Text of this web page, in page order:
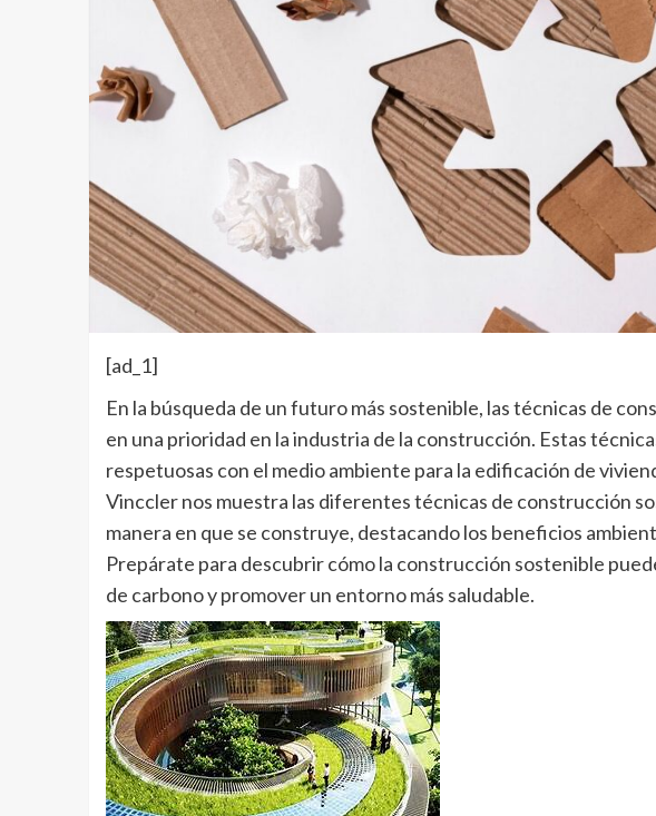
[ad_1]
En la búsqueda de un futuro más sostenible, las técnicas de
en una prioridad en la industria de la construcción. Estas
respetuosas con el medio ambiente para la edificación de
Vinccler nos muestra las diferentes técnicas de construcción
manera en que se construye, destacando los beneficios
Prepárate para descubrir cómo la construcción sostenible
de carbono y promover un entorno más saludable.